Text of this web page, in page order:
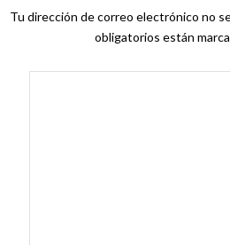
Tu dirección de correo electrónico no
obligatorios están